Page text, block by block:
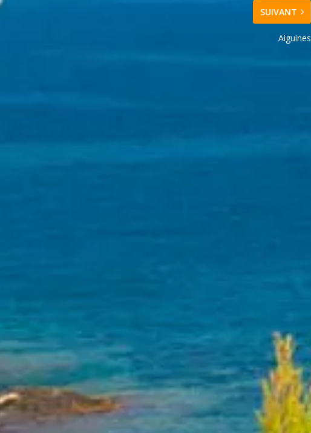
SUIVANT
Aiguines